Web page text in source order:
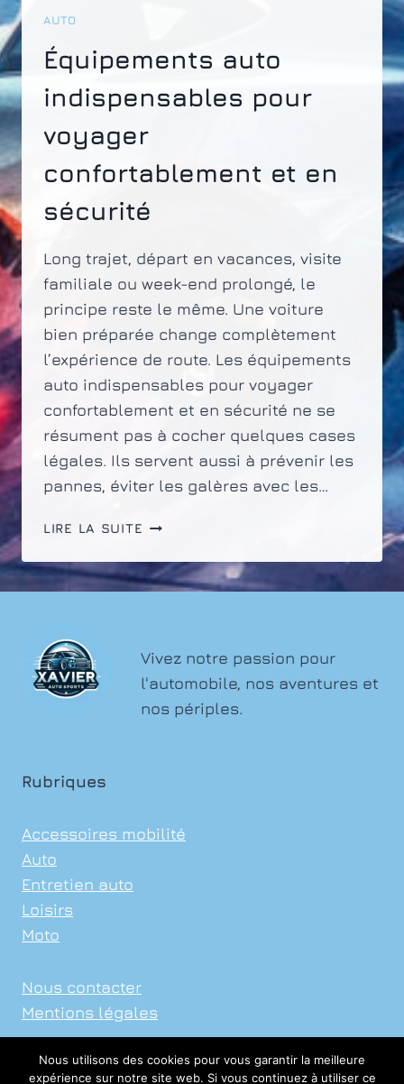
AUTO
Équipements auto
indispensables pour
voyager
confortablement et en
sécurité
Long trajet, départ en vacances, visite
familiale ou week-end prolongé, le
principe reste le même. Une voiture
bien préparée change complètement
l’expérience de route. Les équipements
auto indispensables pour voyager
confortablement et en sécurité ne se
résument pas à cocher quelques cases
légales. Ils servent aussi à prévenir les
pannes, éviter les galères avec les…
LIRE LA SUITE ÉQUIPEMENTS
INDISPENSABLES
POUR
SÉCURITÉ
Vivez notre passion pour
l'automobile, nos aventures et
nos périples.
Rubriques
Accessoires mobilité
Auto
Entretien auto
Loisirs
Moto
Nous contacter
Mentions légales
Nous utilisons des cookies pour vous garantir la meilleure
expérience sur notre site web. Si vous continuez à utiliser ce